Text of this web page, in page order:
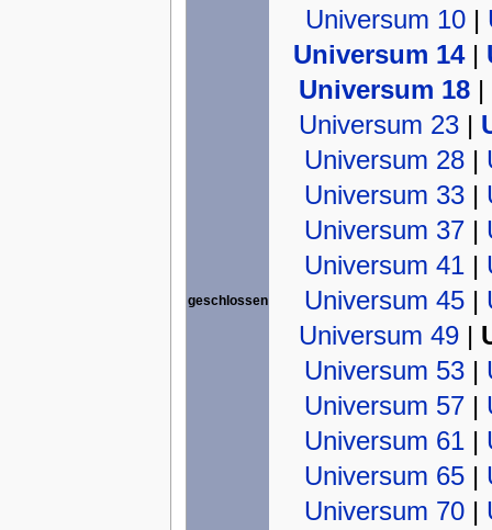
geschlossen
Universum 10|
Universum 14|
Universum 18|
Universum 23|
Universum 28|
Universum 33|
Universum 37|
Universum 41|
Universum 45|
Universum 49|
Universum 53|
Universum 57|
Universum 61|
Universum 65|
Universum 70|